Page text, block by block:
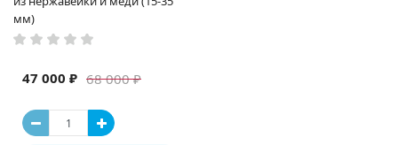
мм)
68 000 ₽
47 000 ₽